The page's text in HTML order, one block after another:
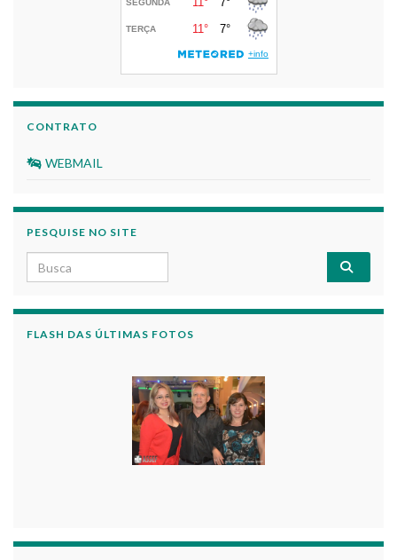
CONTRATO
WEBMAIL
PESQUISE NO SITE
Search for:
FLASH DAS ÚLTIMAS FOTOS